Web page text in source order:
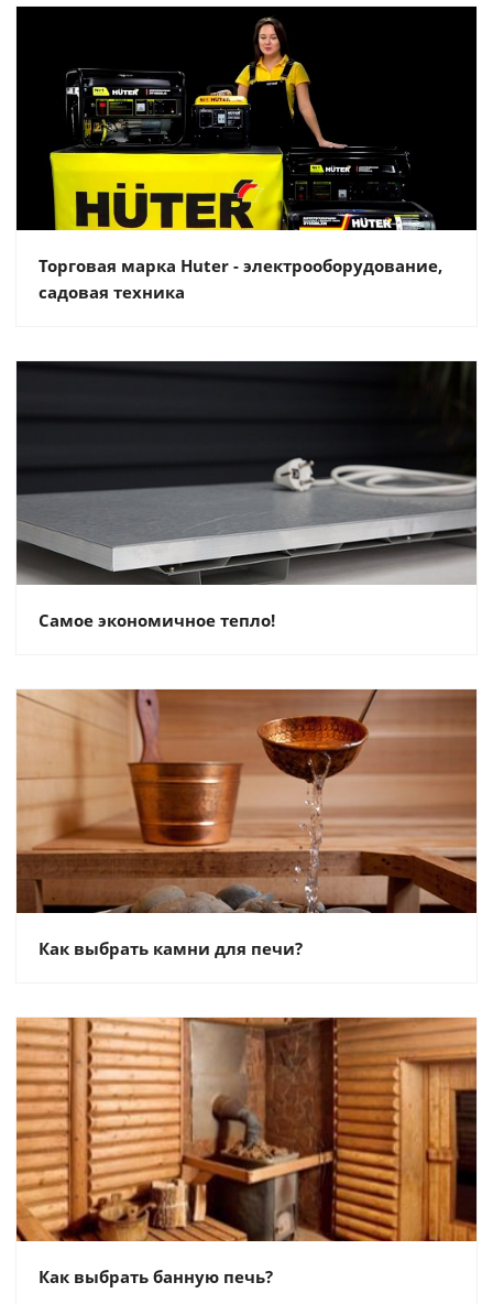
Торговая марка Huter - электрооборудование,
садовая техника
Самое экономичное тепло!
Как выбрать камни для печи?
Как выбрать банную печь?